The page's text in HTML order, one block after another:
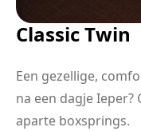
Classic Twin
Een gezellige,
na een dagje Ieper?
aparte boxsprings.